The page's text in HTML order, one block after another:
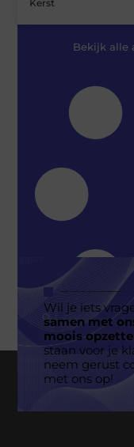
Kerst
Bekijk alle
Geen
Wil je iets
samen met
moois
staan voor je
neem gerust
met ons op!